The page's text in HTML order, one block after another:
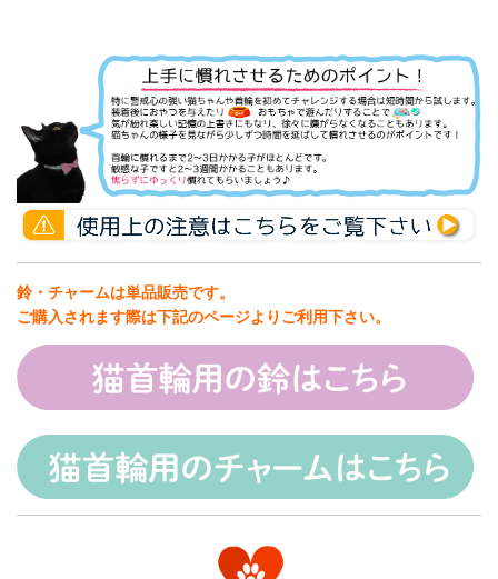
鈴・チャームは単品販売です。
ご購入されます際は下記のページよりご利用下さい。